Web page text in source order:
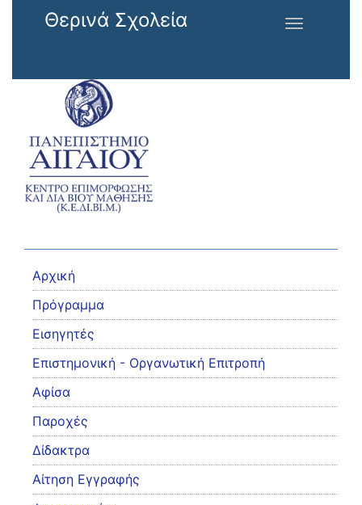
Παράκαμψη προς το κυρίως περιεχόμενο
Θερινά Σχολεία
Toggle
Αρχική
Πρόγραμμα
Εισηγητές
Eπιστημονική - Οργανωτική Επιτροπή
Αφίσα
Παροχές
Δίδακτρα
Αίτηση Εγγραφής